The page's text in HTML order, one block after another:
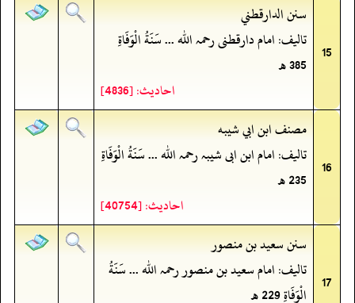
15
سنن الدارقطني
تالیف: امام دارقطنی رحمہ اللہ ... سَنَةُ الْوَفَاةِ
385 ھ
احادیث: [4836]
16
مصنف ابن ابي شيبه
تالیف: امام ابن ابی شیبہ رحمہ اللہ ... سَنَةُ الْوَفَاةِ
235 ھ
احادیث: [40754]
17
سنن سعید بن منصور
تالیف: امام سعید بن منصور رحمہ اللہ ... سَنَةُ
الْوَفَاةِ 229 ھ